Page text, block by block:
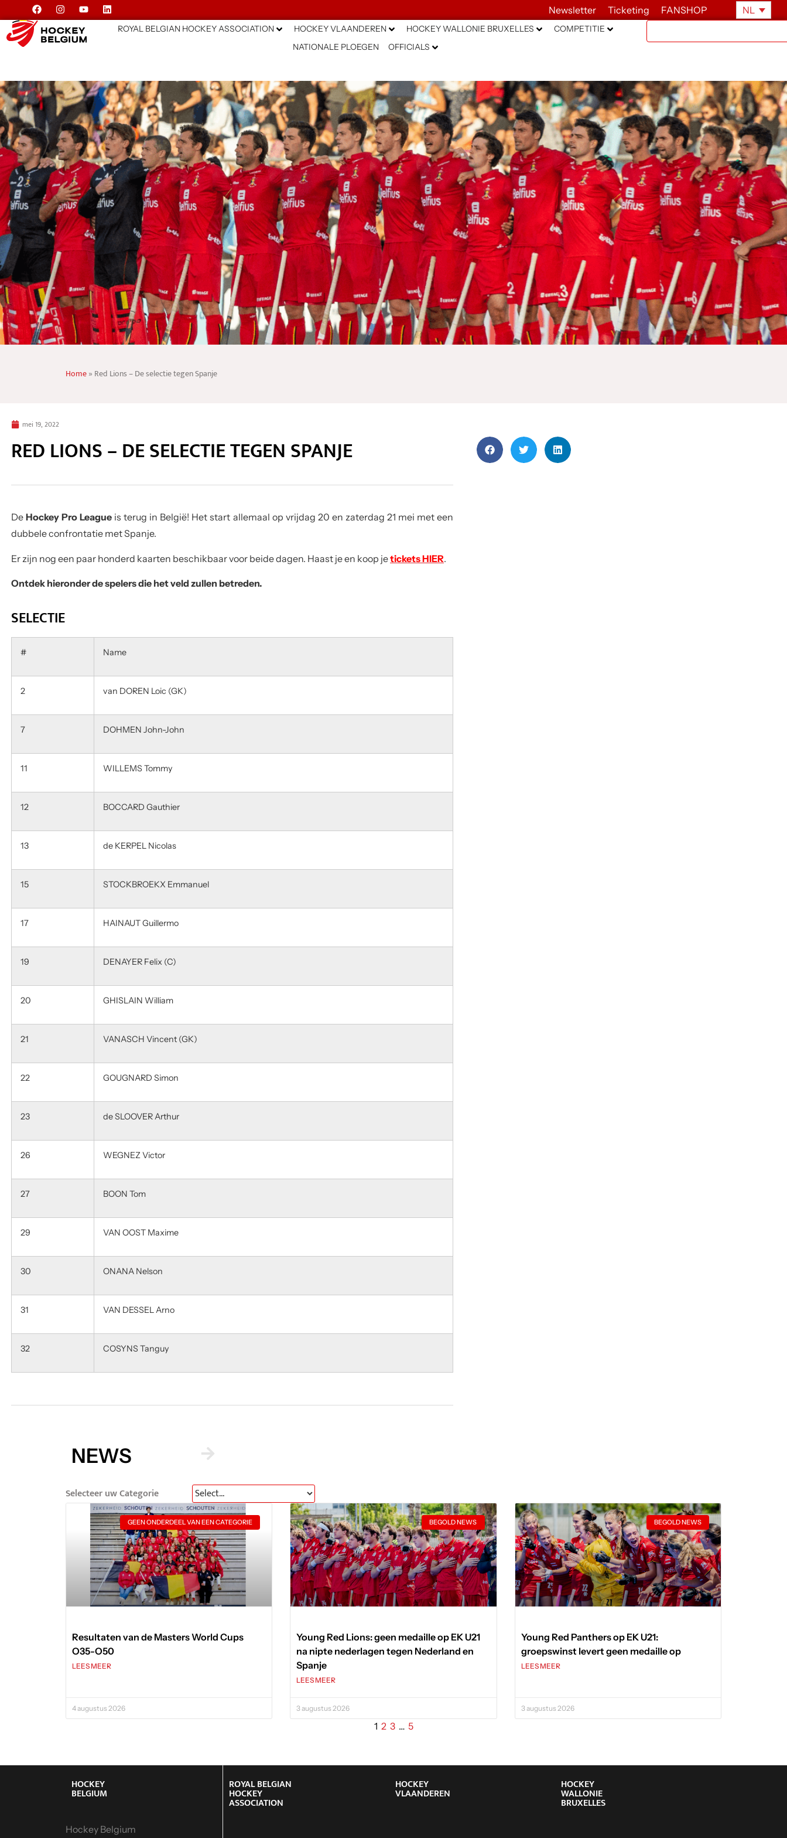
Newsletter Ticketing FANSHOP NL
ROYAL BELGIAN HOCKEY ASSOCIATION HOCKEY VLAANDEREN HOCKEY WALLONIE BRUXELLES
COMPETITIE
NATIONALE PLOEGEN
OFFICIALS
Home» Red Lions – De selectie tegen Spanje
mei 19, 2022
RED LIONS – DE SELECTIE TEGEN SPANJE
DeHockey Pro League is terug in België! Het start allemaal op vrijdag 20 en zaterdag 21 mei met een
dubbele confrontatie met Spanje.
Er zijn nog een paar honderd kaarten beschikbaar voor beide dagen. Haast je en koop jetickets HIER.
Ontdek hieronder de spelers die het veld zullen betreden.
SELECTIE
# Name
2 van DOREN Loic (GK)
7 DOHMEN John-John
11 WILLEMS Tommy
12 BOCCARD Gauthier
13 de KERPEL Nicolas
15 STOCKBROEKX Emmanuel
17 HAINAUT Guillermo
19 DENAYER Felix (C)
20 GHISLAIN William
21 VANASCH Vincent (GK)
22 GOUGNARD Simon
23 de SLOOVER Arthur
26 WEGNEZ Victor
27 BOON Tom
29 VAN OOST Maxime
30 ONANA Nelson
31 VAN DESSEL Arno
32 COSYNS Tanguy
NEWS
Selecteer uw Categorie
GEEN ONDERDEEL VAN EEN CATEGORIE
Resultaten van de Masters World Cups
O35-O50
LEES MEER
4 augustus 2026
BEGOLD NEWS
Young Red Lions: geen medaille op EK U21
na nipte nederlagen tegen Nederland en
Spanje
LEES MEER
3 augustus 2026
BEGOLD NEWS
Young Red Panthers op EK U21:
groepswinst levert geen medaille op
LEES MEER
3 augustus 2026
1 2 3 … 5
HOCKEY
BELGIUM
Hockey Belgium
ROYAL BELGIAN
HOCKEY
ASSOCIATION
HOCKEY
VLAANDEREN
HOCKEY
WALLONIE
BRUXELLES